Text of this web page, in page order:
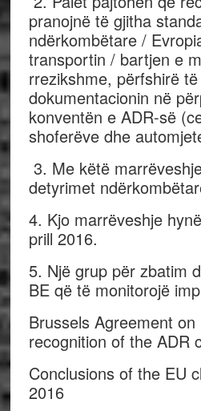
pranojnë të gjitha
ndërkombëtare /
transportin / bartjen e
rrezikshme, përfshirë
dokumentacionin në
konventën e ADR-së
shoferëve dhe
3. Me këtë
detyrimet
4. Kjo marrëveshje
prill 2016.
5. Një grup për zbatim
BE që të monitorojë
Brussels Agreement on
recognition of the ADR
Conclusions of the EU
2016